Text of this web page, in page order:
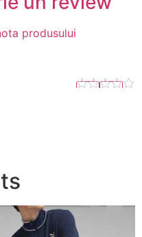
produsului